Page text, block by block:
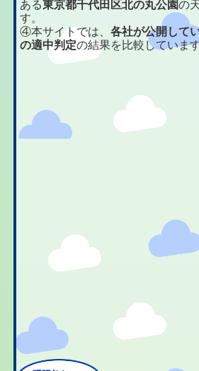
ある東京都千代田区北の丸公園の
す。
④本サイトでは、各社が公開して
の適中判定の結果を比較しています